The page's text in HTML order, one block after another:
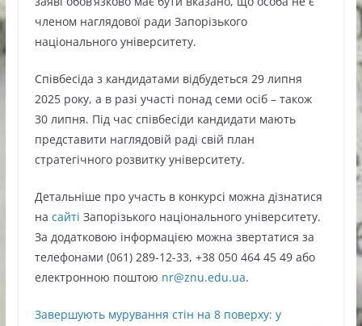
членом наглядової ради Запорізького
національного університету.
Співбесіда з кандидатами відбудеться 29 липня
2025 року, а в разі участі понад семи осіб – також
30 липня. Під час співбесіди кандидати мають
представити наглядовій раді свій план
стратегічного розвитку університету.
Детальніше про участь в конкурсі можна дізнатися
на сайті Запорізького національного університету.
За додатковою інформацією можна звертатися за
телефонами (061) 289-12-33, +38 050 464 45 49 або
електронною поштою nr@znu.edu.ua.
Завершують мурування стін на 8 поверху: у